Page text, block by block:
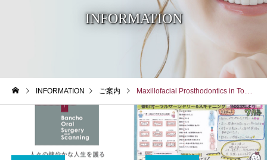
INFORMATION
INFORMATION ご案内 Maxillofacial Prosthodontics in Tokyo